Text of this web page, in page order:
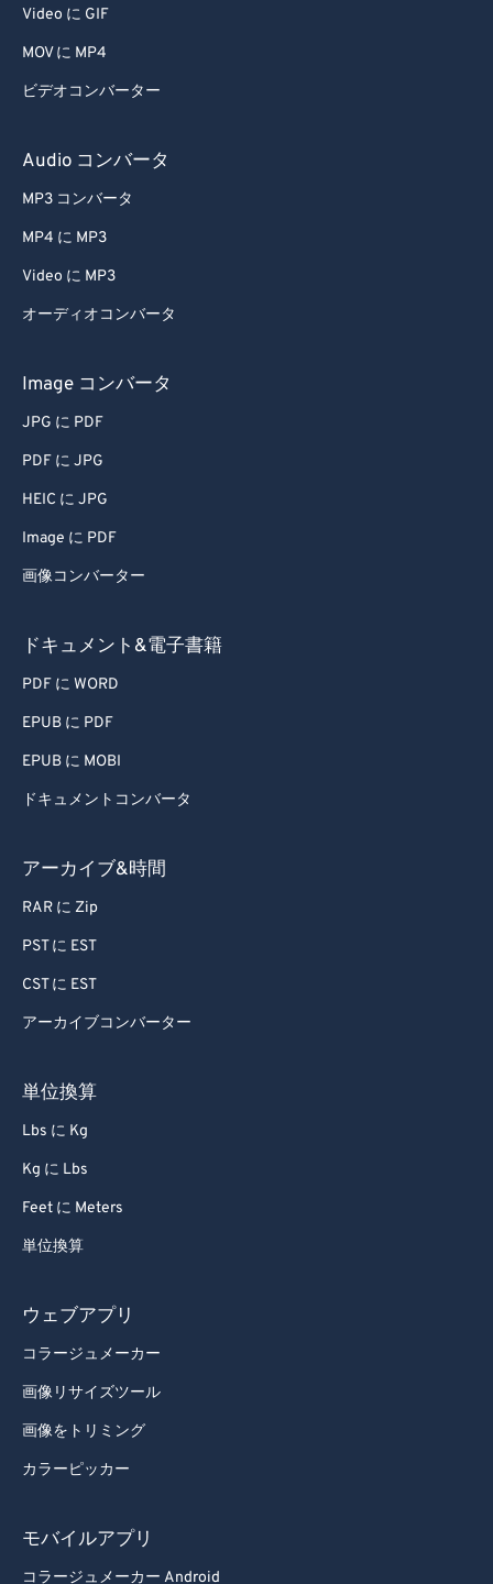
Video に GIF
MOV に MP4
ビデオコンバーター
Audio コンバータ
MP3 コンバータ
MP4 に MP3
Video に MP3
オーディオコンバータ
Image コンバータ
JPG に PDF
PDF に JPG
HEIC に JPG
Image に PDF
画像コンバーター
ドキュメント&電子書籍
PDF に WORD
EPUB に PDF
EPUB に MOBI
ドキュメントコンバータ
アーカイブ&時間
RAR に Zip
PST に EST
CST に EST
アーカイブコンバーター
単位換算
Lbs に Kg
Kg に Lbs
Feet に Meters
単位換算
ウェブアプリ
コラージュメーカー
画像リサイズツール
画像をトリミング
カラーピッカー
モバイルアプリ
コラージュメーカー Android